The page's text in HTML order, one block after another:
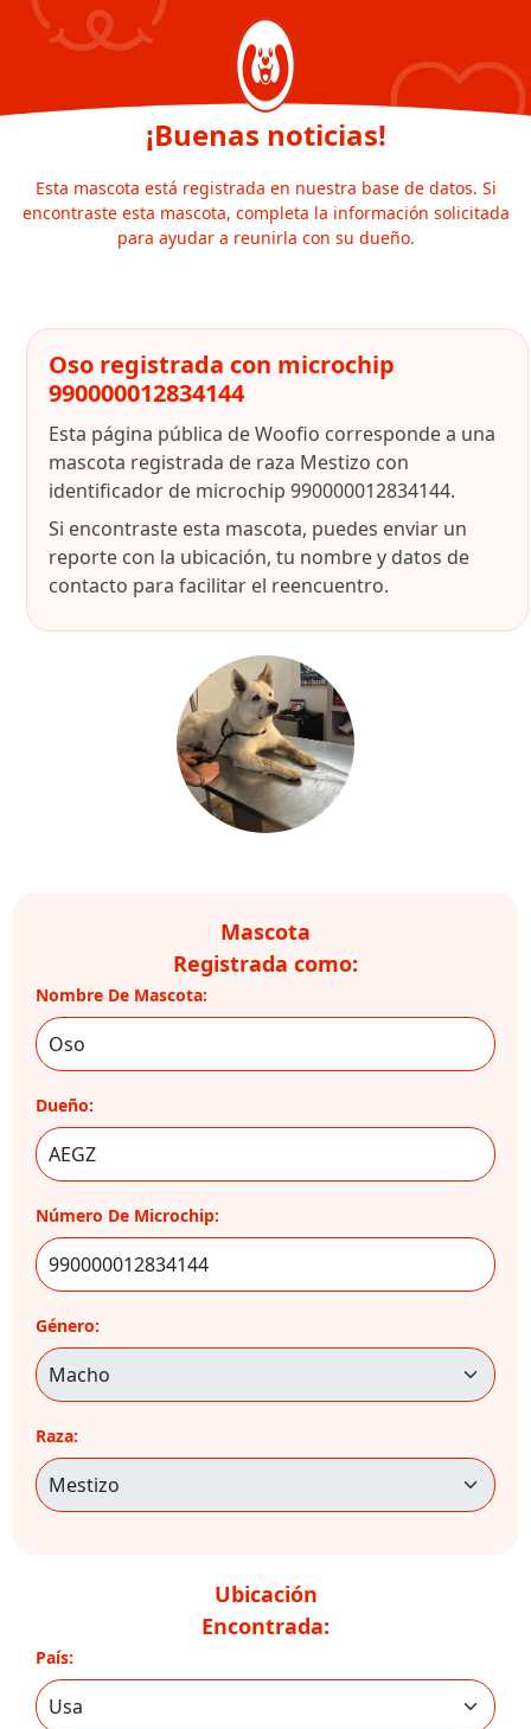
¡Buenas noticias!
Esta mascota está registrada en nuestra base de datos. Si
encontraste esta mascota, completa la información solicitada
para ayudar a reunirla con su dueño.
Oso registrada con microchip
990000012834144
Esta página pública de Woofio corresponde a una
mascota registrada de raza Mestizo con
identificador de microchip 990000012834144.
Si encontraste esta mascota, puedes enviar un
reporte con la ubicación, tu nombre y datos de
contacto para facilitar el reencuentro.
Mascota
Registrada como:
Nombre De Mascota:
Dueño:
Número De Microchip:
Género:
Raza:
Ubicación
Encontrada:
País: